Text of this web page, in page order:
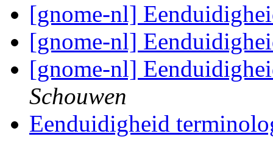
[gnome-nl]
[gnome-nl]
[gnome-nl]
Schouwen
Eenduidigheid